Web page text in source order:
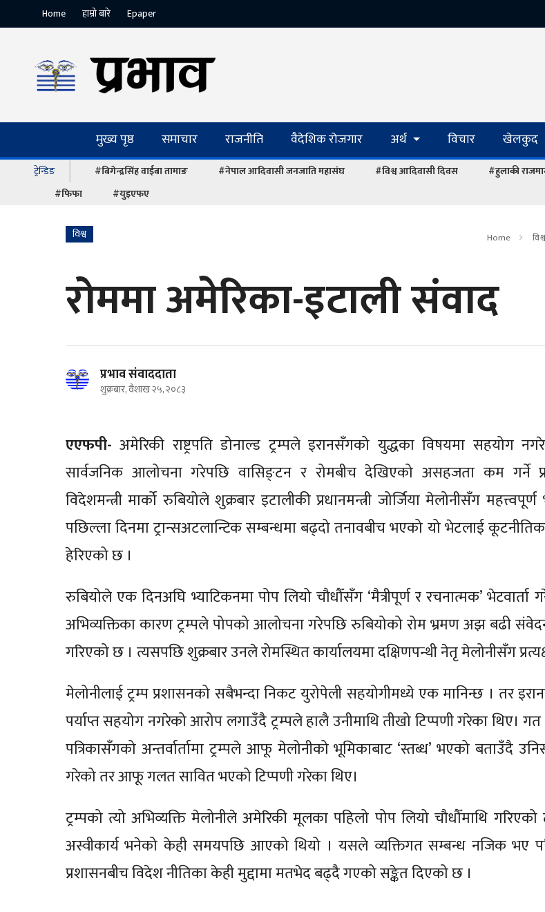
Home हाम्रो बारे Epaper
मुख्य पृष्ठ समाचार राजनीति वैदेशिक रोजगार अर्थ विचार खेलकुद
ट्रेन्डिङ #बिगेन्द्रसिंह वाईबा तामाङ #नेपाल आदिवासी जनजाति महासंघ #विश्व आदिवासी दिवस #हुलाकी
#फिफा
#युइएफए
विश्व Home विश्व
रोममा अमेरिका-इटाली संवाद
प्रभाव संवाददाता
शुक्रबार, वैशाख २५, २०८३
एएफपी-अमेरिकी राष्ट्रपति डोनाल्ड ट्रम्पले इरानसँगको युद्धका विषयमा सहयोग
सार्वजनिक आलोचना गरेपछि वासिङ्टन र रोमबीच देखिएको असहजता कम गर्ने
विदेशमन्त्री मार्को रुबियोले शुक्रबार इटालीकी प्रधानमन्त्री जोर्जिया मेलोनीसँग
पछिल्ला दिनमा ट्रान्सअटलान्टिक सम्बन्धमा बढ्दो तनावबीच भएको यो भेटलाई कूटनीतिक
हेरिएको छ ।
रुबियोले एक दिनअघि भ्याटिकनमा पोप लियो चौधौँसँग ‘मैत्रीपूर्ण र रचनात्मक’ भेटवार्ता
अभिव्यक्तिका कारण ट्रम्पले पोपको आलोचना गरेपछि रुबियोको रोम भ्रमण अझ बढी
गरिएको छ । त्यसपछि शुक्रबार उनले रोमस्थित कार्यालयमा दक्षिणपन्थी नेतृ मेलोनीसँग
मेलोनीलाई ट्रम्प प्रशासनको सबैभन्दा निकट युरोपेली सहयोगीमध्ये एक मानिन्छ । तर
पर्याप्त सहयोग नगरेको आरोप लगाउँदै ट्रम्पले हालै उनीमाथि तीखो टिप्पणी गरेका थिए।
पत्रिकासँगको अन्तर्वार्तामा ट्रम्पले आफू मेलोनीको भूमिकाबाट ‘स्तब्ध’ भएको बताउँदै
गरेको तर आफू गलत सावित भएको टिप्पणी गरेका थिए।
ट्रम्पको त्यो अभिव्यक्ति मेलोनीले अमेरिकी मूलका पहिलो पोप लियो चौधौँमाथि
अस्वीकार्य भनेको केही समयपछि आएको थियो । यसले व्यक्तिगत सम्बन्ध नजिक भए
प्रशासनबीच विदेश नीतिका केही मुद्दामा मतभेद बढ्दै गएको सङ्केत दिएको छ ।